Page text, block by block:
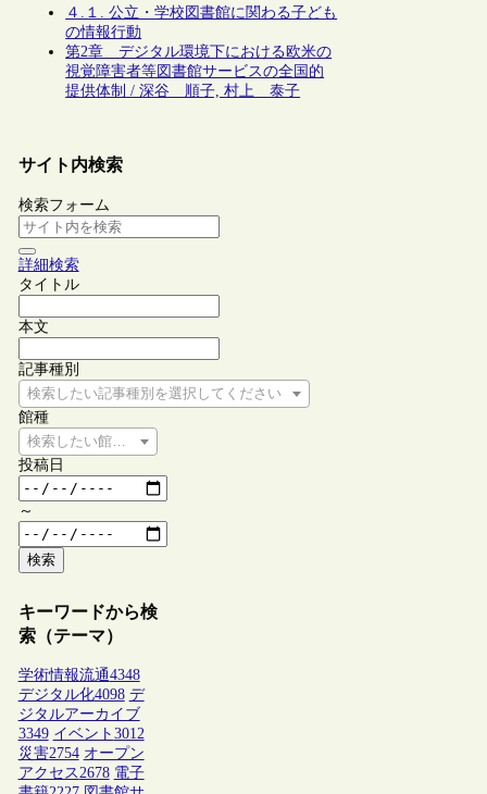
４.１. 公立・学校図書館に関わる子ども
の情報行動
第2章 デジタル環境下における欧米の
視覚障害者等図書館サービスの全国的
提供体制 / 深谷 順子, 村上 泰子
サイト内検索
検索フォーム
詳細検索
タイトル
本文
記事種別
検索したい記事種別を選択してください
館種
検索したい館種を選択してください
投稿日
～
検索
キーワードから検
索（テーマ）
学術情報流通4348
デジタル化4098 デ
ジタルアーカイブ
3349 イベント 3012
災害2754 オープン
アクセス2678 電子